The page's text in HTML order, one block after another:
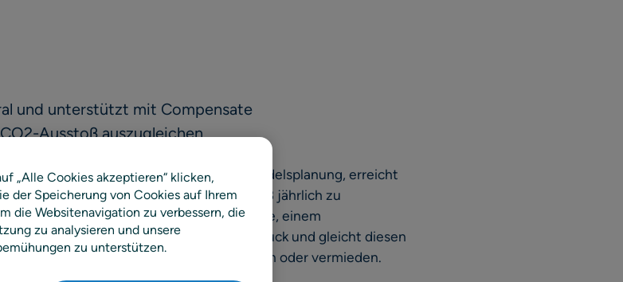
und unterstützt mit Compensate
Ausstoß auszugleichen.
für Supply-Chain-Management und Handelsplanung, erreicht
und beginnt, seinen CO2-Ausstoß jährlich zu
Partnerschaft mit Compensate, einem
berechnet RELEX seinen CO
-Fußabdruck und gleicht diesen
CO -Emissionen erfolgreich ausgeglichen oder vermieden.
„Alle Cookies akzeptieren“ klicken,
der Speicherung von Cookies auf Ihrem
die Websitenavigation zu verbessern, die
zu analysieren und unsere
zu unterstützen.